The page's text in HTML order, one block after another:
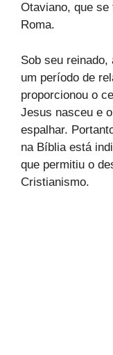
Otaviano, que se
Roma.
Sob seu reinado,
um período de
proporcionou o
Jesus nasceu e
espalhar.
na Bíblia está
que permitiu o
Cristianismo.